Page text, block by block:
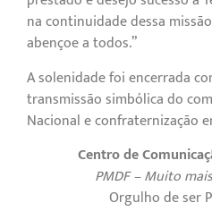
na continuidade dessa
abençoe a todos.”
A solenidade foi encerrada
transmissão simbólica do
Nacional e confraternização
Centro de
PMDF – Muito
Orgulho de ser